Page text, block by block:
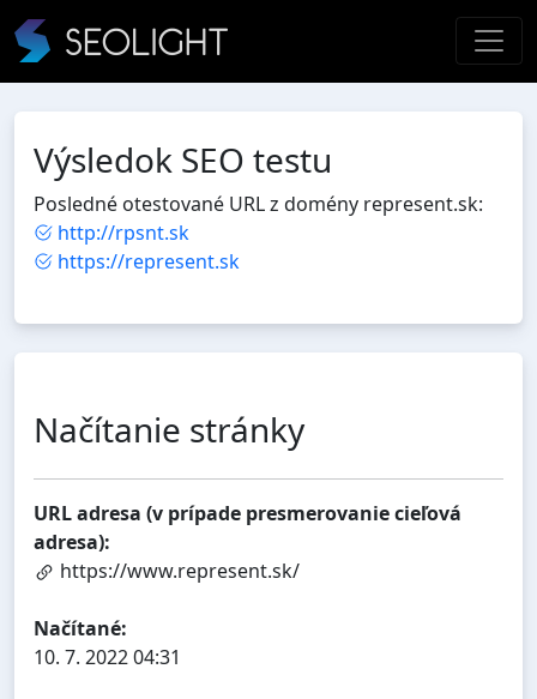
Výsledok SEO testu
Posledné otestované URL z domény represent.sk:
http://rpsnt.sk
https://represent.sk
Načítanie stránky
URL adresa (v prípade presmerovanie cieľová
adresa):
https://www.represent.sk/
Načítané:
10. 7. 2022 04:31